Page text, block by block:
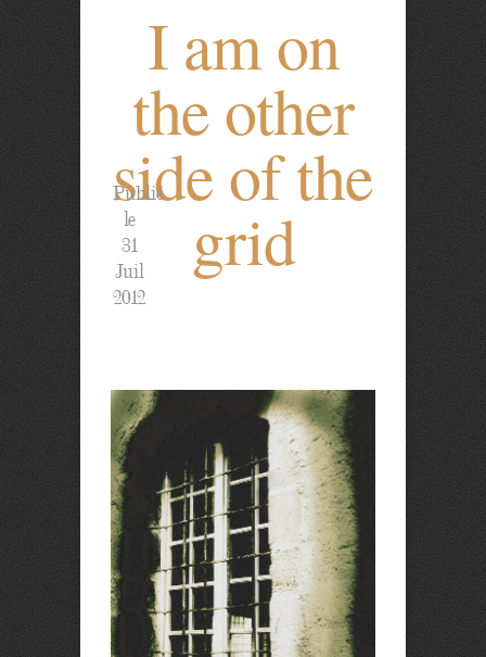
I am on
the other
side of the
grid
Publié
le
31
Juil
2012